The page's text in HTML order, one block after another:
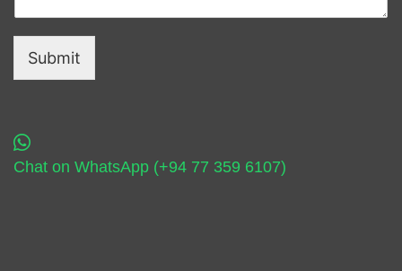
Submit
Chat on WhatsApp (+94 77 359 6107)